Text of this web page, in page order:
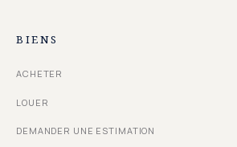
BIENS
ACHETER
LOUER
DEMANDER UNE ESTIMATION